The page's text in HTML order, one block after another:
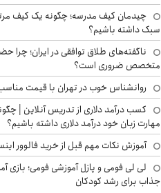
چیدمان کیف مدرسه؛ چگونه یک کیف
سبک داشته باشیم؟
ناگفته‌های طلاق توافقی در ایران؛ چرا
متخصص ضروری است؟
روانشناس خوب در تهران با قیمت
کسب درآمد دلاری از تدریس آنلاین |
مهارت زبان خود درآمد دلاری داشته باشیم؟
آموزش نکات مهم قبل از خرید فالوور
لی لی فومی و پازل آموزشی فومی؛ بازی
جذاب برای رشد کودکان